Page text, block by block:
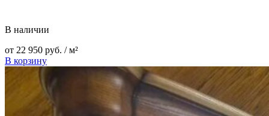
В наличии
от 22 950 руб. / м²
В корзину